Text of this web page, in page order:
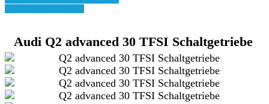
Audi Q2 advanced 30 TFSI Schaltgetriebe